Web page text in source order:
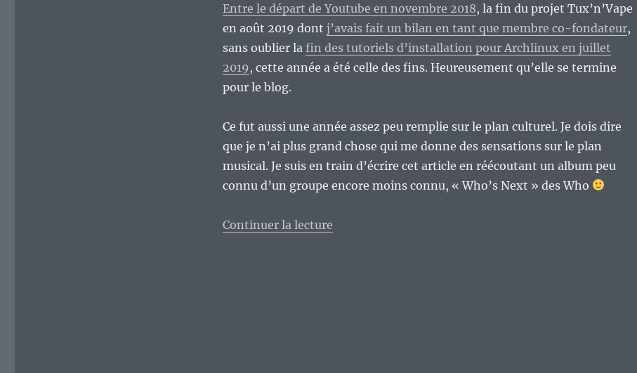
Entre le départ de Youtube en novembre 2018, la fin du projet Tux’n’Vape
en août 2019 dont j’avais fait un bilan en tant que membre co-fondateur,
sans oublier la fin des tutoriels d’installation pour Archlinux en juillet
2019, cette année a été celle des fins. Heureusement qu’elle se termine
pour le blog.
Ce fut aussi une année assez peu remplie sur le plan culturel. Je dois dire
que je n’ai plus grand chose qui me donne des sensations sur le plan
musical. Je suis en train d’écrire cet article en réécoutant un album peu
connu d’un groupe encore moins connu, « Who’s Next » des Who
Continuer la lecturede « Et de 14 bougies sur le gâteau… Déjà ! »